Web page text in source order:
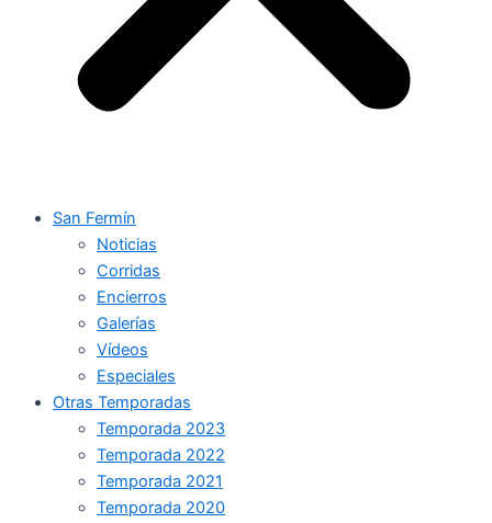
San Fermín
Noticias
Corridas
Encierros
Galerías
Vídeos
Especiales
Otras Temporadas
Temporada 2023
Temporada 2022
Temporada 2021
Temporada 2020